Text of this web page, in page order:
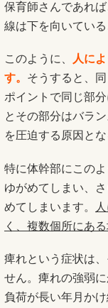
保育師さんであれ
線は下を向いている
このように、
人に
す。 そうすると、
ポイントで同じ部
とその部分はバラ
を圧迫する原因とな
特に体幹部にこの
ゆがめてしまい、
めてしまいます。
く、複数個所にあ
痺れという症状は
せん。痺れの強弱
負荷が長い年月か